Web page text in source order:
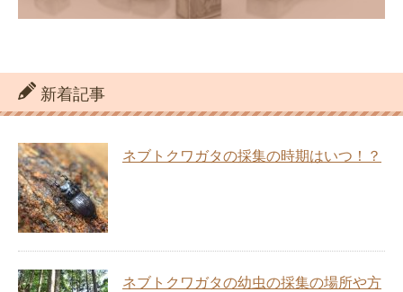
新着記事
ネブトクワガタの採集の時期はいつ！？
ネブトクワガタの幼虫の採集の場所や方